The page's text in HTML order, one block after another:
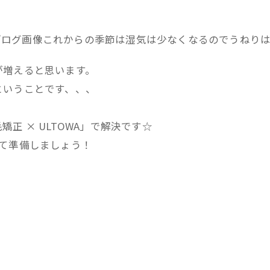
これからの季節は湿気は少なくなるのでうねり
えると思います。
うことです、、、
正 × ULTOWA」で解決です☆
準備しましょう！